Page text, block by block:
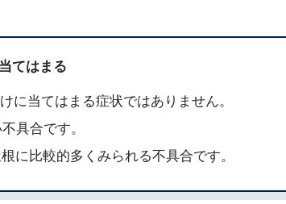
てはまる
に当てはまる症状ではありません。
具合です。
に比較的多くみられる不具合です。